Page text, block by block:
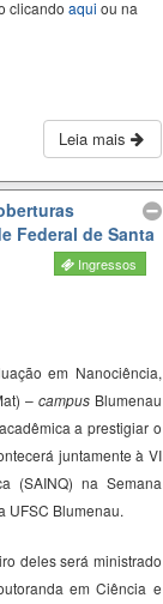
clicando aqui ou na
Leia mais
Federal de Santa
Ingressos
em Nanociência,
– campusBlumenau
a prestigiar o
juntamente à VI
(SAINQ) na Semana
UFSC Blumenau.
deles será ministrado
em Ciência e